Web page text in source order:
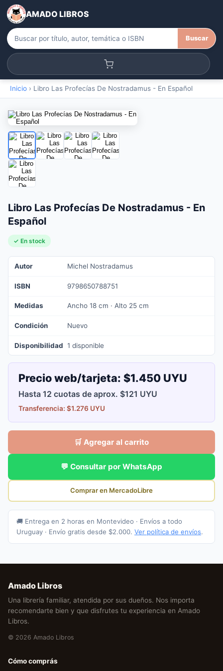
AMADO LIBROS
Buscar
Inicio › Libro Las Profecías De Nostradamus - En Español
Libro Las Profecías De Nostradamus - En
Español
✓ En stock
Autor Michel Nostradamus
ISBN 9798650788751
Medidas Ancho 18 cm · Alto 25 cm
Condición Nuevo
Disponibilidad 1 disponible
Precio web/tarjeta: $1.450 UYU
Hasta 12 cuotas de aprox. $121 UYU
Transferencia: $1.276 UYU
🛒 Agregar al carrito
💬 Consultar por WhatsApp
Comprar en MercadoLibre
🚚 Entrega en 2 horas en Montevideo · Envíos a todo
Uruguay · Envío gratis desde $2.000. Ver política de envíos.
Amado Libros
Una librería familiar, atendida por sus dueños. Nos importa
recomendarte bien y que disfrutes tu experiencia en Amado
Libros.
© 2026 Amado Libros
Cómo comprás